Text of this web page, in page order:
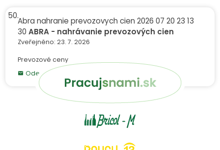
Dodací listy
Faktury přijaté
Faktury vydané
50.
Abra nahranie prevozovych cien 2026 07 20 23 13
30ABRA - nahrávanie prevozových cien
Zveřejněno: 23. 7. 2026
Prevozové ceny
Odeslat odkaz e-mailem